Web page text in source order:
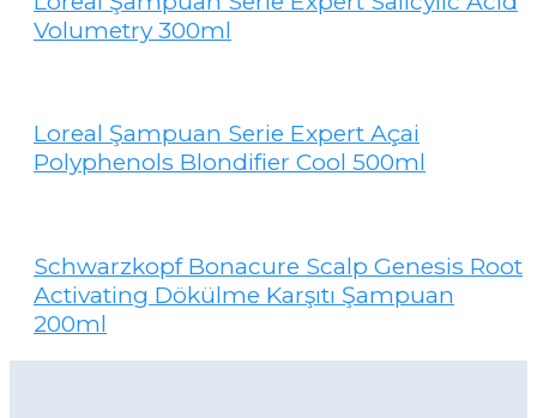
Volumetry 300ml
Loreal Şampuan Serie Expert Açai
Polyphenols Blondifier Cool 500ml
Schwarzkopf Bonacure Scalp Genesis Root
Activating Dökülme Karşıtı Şampuan
200ml